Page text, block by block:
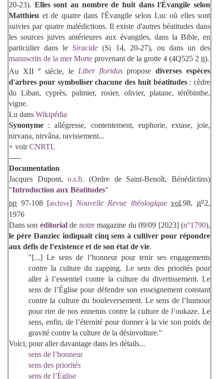
20-23). Elles sont au nombre de huit dans l'Évangile selon
Matthieu et de quatre dans l'Évangile selon Luc où elles sont
suivies par quatre malédictions. Il existe d'autres béatitudes dans
les sources juives antérieures aux évangiles, dans la Bible, en
particulier dans leSiracide (Si 14, 20-27), ou dans un des
manuscrits de la mer Morte provenant de la grotte 4 (4Q525 2 II).
Au XII esiècle, le Liber floridusproposediverses espèces
d'arbres pour symboliser chacune des huit béatitudes: cèdre
du Liban, cyprès, palmier, rosier, olivier, platane, térébinthe,
vigne.
Lu dans Wikipédia
Synonyme : allégresse, contentement, euphorie, extase, joie,
nirvana, nirvâna, ravissement...
+ voirCNRTL
-----
Documentation
Jacques Dupont,o.s.b. (Ordre de Saint-Benoît, Bénédictins)
"Introduction aux Béatitudes"
pp 97-108 [archive] Nouvelle Revue théologique vol.98,no2,‎
1976
Dans son éditorialde notremagazine du 09/09 [2023] (n°1790),
le père Danziec indiquait cinq sens à cultiver pour répondre
aux défis de l’existence et de son état de vie.
"[...] Le sens de l’honneur pour tenir ses engagements
contre la culture du zapping. Le sens des priorités pour
aller à l’essentiel contre la culture du divertissement. Le
sens de l’Église pour défendre son enseignement constant
contre la culture du bouleversement. Le sens de l’humour
pour rire de nos ennemis contre la culture de l’oukaze. Le
sens, enfin, de l’éternité pour donner à la vie son poids de
gravité contre la culture de la désinvolture."
Voici, pour aller davantage dans les détails...
sens de l’honneur
sens des priorités
sens de l’Église